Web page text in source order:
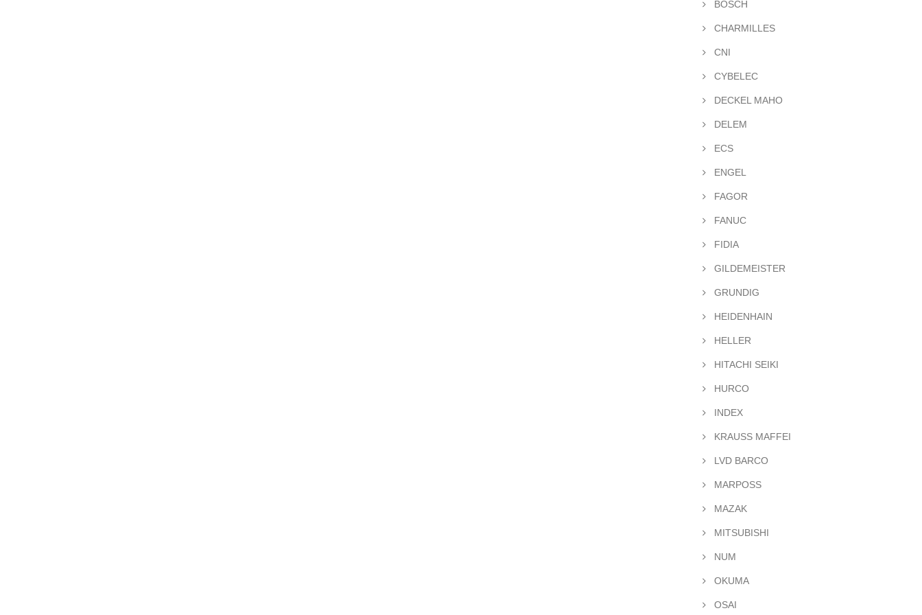
BOSCH
CHARMILLES
CNI
CYBELEC
DECKEL MAHO
DELEM
ECS
ENGEL
FAGOR
FANUC
FIDIA
GILDEMEISTER
GRUNDIG
HEIDENHAIN
HELLER
HITACHI SEIKI
HURCO
INDEX
KRAUSS MAFFEI
LVD BARCO
MARPOSS
MAZAK
MITSUBISHI
NUM
OKUMA
OSAI